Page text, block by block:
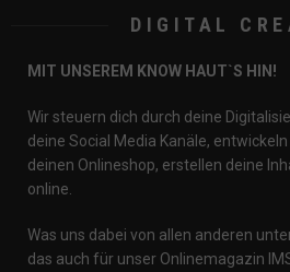
DIGITAL
MIT UNSEREM KNOW HAUT`S HIN!
Wir steuern dich durch deine
deine Social Media Kanäle,
deinen Onlineshop, erstellen deine
online.
Was uns dabei von allen anderen
das auch für unser Onlinemagazin